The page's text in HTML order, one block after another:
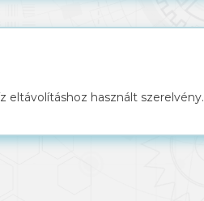
eltávolításhoz használt szerelvény.